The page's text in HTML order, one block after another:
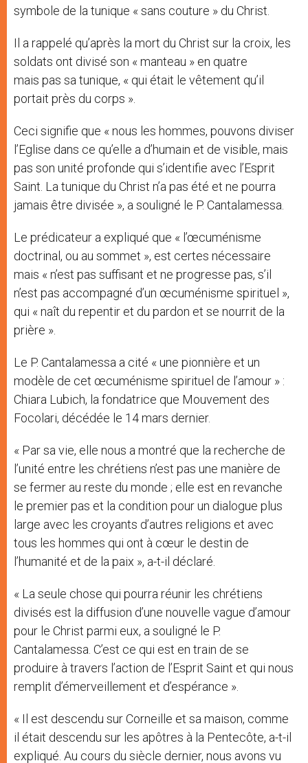
symbole de la tunique « sans couture » du Christ.
Il a rappelé qu’après la mort du Christ sur la croix, les
soldats ont divisé son « manteau » en quatre
mais pas sa tunique, « qui était le vêtement qu’il
portait près du corps ».
Ceci signifie que « nous les hommes, pouvons diviser
l’Eglise dans ce qu’elle a d’humain et de visible, mais
pas son unité profonde qui s’identifie avec l’Esprit
Saint. La tunique du Christ n’a pas été et ne pourra
jamais être divisée », a souligné le P. Cantalamessa.
Le prédicateur a expliqué que « l’œcuménisme
doctrinal, ou au sommet », est certes nécessaire
mais « n’est pas suffisant et ne progresse pas, s’il
n’est pas accompagné d’un œcuménisme spirituel »,
qui « naît du repentir et du pardon et se nourrit de la
prière ».
Le P. Cantalamessa a cité « une pionnière et un
modèle de cet œcuménisme spirituel de l’amour » :
Chiara Lubich, la fondatrice que Mouvement des
Focolari, décédée le 14 mars dernier.
« Par sa vie, elle nous a montré que la recherche de
l’unité entre les chrétiens n’est pas une manière de
se fermer au reste du monde ; elle est en revanche
le premier pas et la condition pour un dialogue plus
large avec les croyants d’autres religions et avec
tous les hommes qui ont à cœur le destin de
l’humanité et de la paix », a-t-il déclaré.
« La seule chose qui pourra réunir les chrétiens
divisés est la diffusion d’une nouvelle vague d’amour
pour le Christ parmi eux, a souligné le P.
Cantalamessa. C’est ce qui est en train de se
produire à travers l’action de l’Esprit Saint et qui nous
remplit d’émerveillement et d’espérance ».
« Il est descendu sur Corneille et sa maison, comme
il était descendu sur les apôtres à la Pentecôte, a-t-il
expliqué. Au cours du siècle dernier, nous avons vu